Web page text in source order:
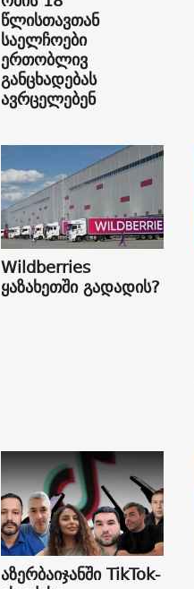
წლისთავთან
საელჩოები
ერთობლივ
განცხადებას
ავრცელებენ
Wildberries
ყაზახეთში გადადის?
აზერბაიჯანში TikTok-